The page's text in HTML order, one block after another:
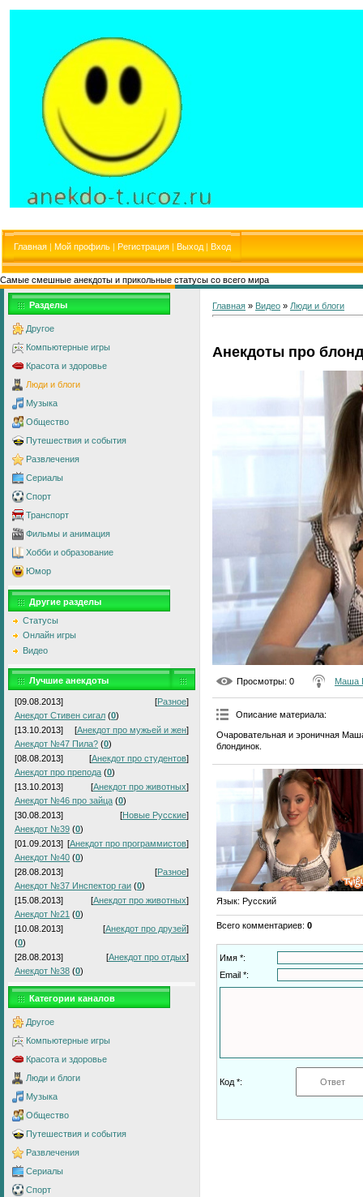
Главная | Мой профиль | Регистрация | Выход | Вход
Самые смешные анекдоты и прикольные статусы со всего мира
Разделы
Другое
Компьютерные игры
Красота и здоровье
Люди и блоги
Музыка
Общество
Путешествия и события
Развлечения
Сериалы
Спорт
Транспорт
Фильмы и анимация
Хобби и образование
Юмор
Другие разделы
Статусы
Онлайн игры
Видео
Лучшие анекдоты
[09.08.2013] [Разное]
Анекдот Стивен сигал (0)
[13.10.2013]
[Анекдот про мужьей и жен]
Анекдот №47 Пила? (0)
[08.08.2013]
[Анекдот про студентов]
Анекдот про препода (0)
[13.10.2013]
[Анекдот про животных]
Анекдот №46 про зайца (0)
[30.08.2013]
[Новые Русские]
Анекдот №39 (0)
[01.09.2013] [Анекдот про программистов]
Анекдот №40 (0)
[28.08.2013]
[Разное]
Анекдот №37 Инспектор гаи (0)
[15.08.2013]
[Анекдот про животных]
Анекдот №21 (0)
[10.08.2013]
[Анекдот про друзей]
(0)
[28.08.2013]
[Анекдот про отдых]
Анекдот №38 (0)
Категории каналов
Другое
Компьютерные игры
Красота и здоровье
Люди и блоги
Музыка
Общество
Путешествия и события
Развлечения
Сериалы
Спорт
Главная » Видео » Люди и блоги
Анекдоты про
Просмотры: 0 Маша
Описание материала:
Очаровательная и эроничная
блондинок.
Язык: Русский
Всего комментариев: 0
Имя *:
Email *:
Код *: